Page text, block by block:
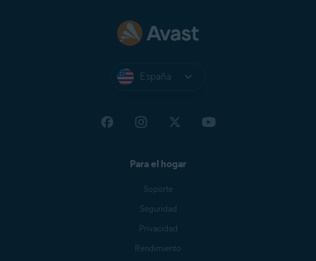
España
Para el hogar
Soporte
Seguridad
Privacidad
Rendimiento